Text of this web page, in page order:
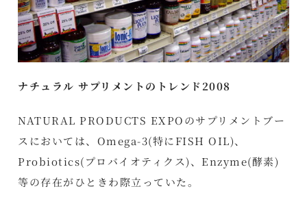
ナチュラル サプリメントのトレンド2008
NATURAL PRODUCTS EXPOのサプリメントブー
スにおいては、Omega-3(特にFISH OIL)、
Probiotics(プロバイオティクス)、Enzyme(酵素)
等の存在がひときわ際立っていた。